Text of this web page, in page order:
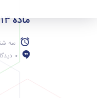
ماده 13 قانون مالیاتهای مستقیم
سه شنبه , 31
0 دیدگاه